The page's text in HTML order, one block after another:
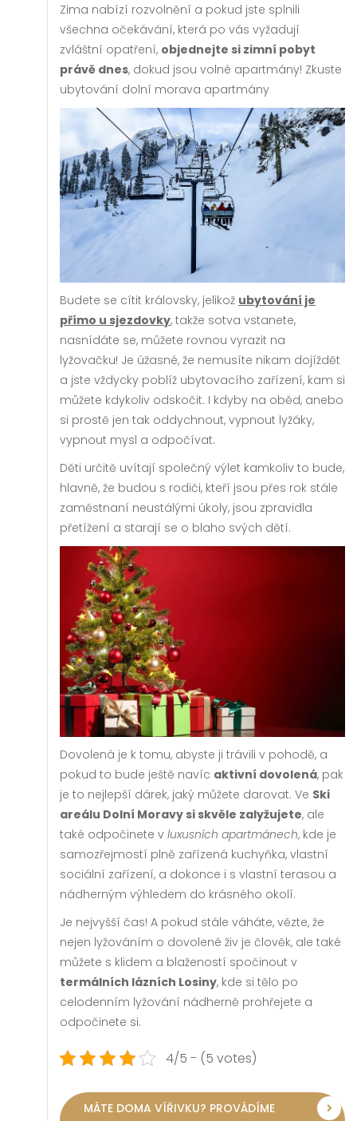
Zima nabízí rozvolnění a pokud jste splnili
všechna očekávání, která po vás vyžadují
zvláštní opatření, objednejte si zimní pobyt
právě dnes, dokud jsou volné apartmány! Zkuste
ubytování dolní morava apartmány
Budete se cítit královsky, jelikož ubytování je
přímo u sjezdovky, takže sotva vstanete,
nasnídáte se, můžete rovnou vyrazit na
lyžovačku! Je úžasné, že nemusíte nikam dojíždět
a jste vždycky poblíž ubytovacího zařízení, kam si
můžete kdykoliv odskočit. I kdyby na oběd, anebo
si prostě jen tak oddychnout, vypnout lyžáky,
vypnout mysl a odpočívat.
Děti určitě uvítají společný výlet kamkoliv to bude,
hlavně, že budou s rodiči, kteří jsou přes rok stále
zaměstnaní neustálými úkoly, jsou zpravidla
přetížení a starají se o blaho svých dětí.
Dovolená je k tomu, abyste ji trávili v pohodě, a
pokud to bude ještě navíc aktivní dovolená, pak
je to nejlepší dárek, jaký můžete darovat. Ve Ski
areálu Dolní Moravy si skvěle zalyžujete, ale
také odpočinete v luxusních apartmánech, kde je
samozřejmostí plně zařízená kuchyňka, vlastní
sociální zařízení, a dokonce i s vlastní terasou a
nádherným výhledem do krásného okolí.
Je nejvyšší čas! A pokud stále váháte, vězte, že
nejen lyžováním o dovolené živ je člověk, ale také
můžete s klidem a blažeností spočinout v
termálních lázních Losiny, kde si tělo po
celodenním lyžování nádherně prohřejete a
odpočinete si.
4/5 - (5 votes)
MÁTE DOMA VÍŘIVKU? PROVÁDÍME